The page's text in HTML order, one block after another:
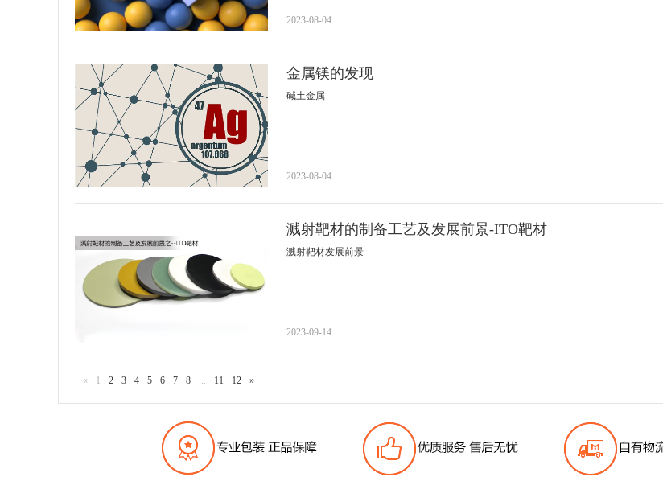
2023-08-04
金属镁的发现
碱土金属
2023-08-04
溅射靶材的制备工艺及发展前景-ITO靶材
溅射靶材发展前景
2023-09-14
« 1 2 3 4 5 6 7 8 ... 11 12 »